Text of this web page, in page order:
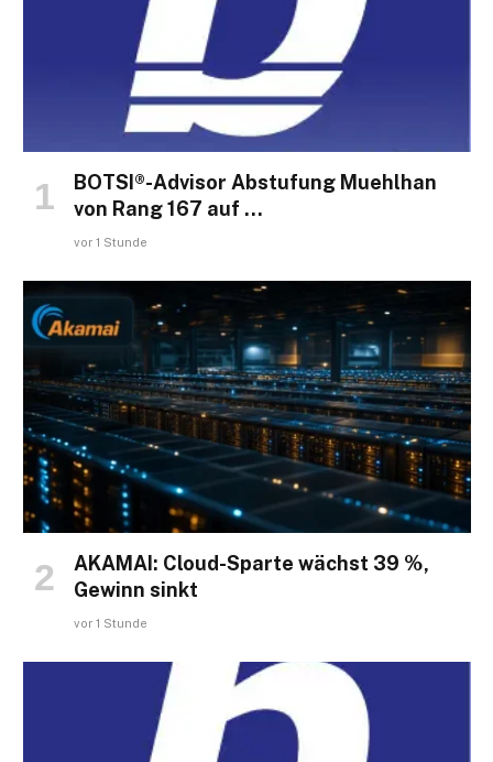
BOTSI®-Advisor Abstufung Muehlhan
von Rang 167 auf …
vor 1 Stunde
AKAMAI: Cloud-Sparte wächst 39 %,
Gewinn sinkt
vor 1 Stunde